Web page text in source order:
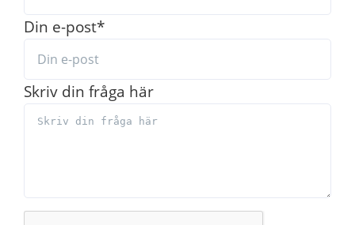
Din e-post*
Skriv din fråga här